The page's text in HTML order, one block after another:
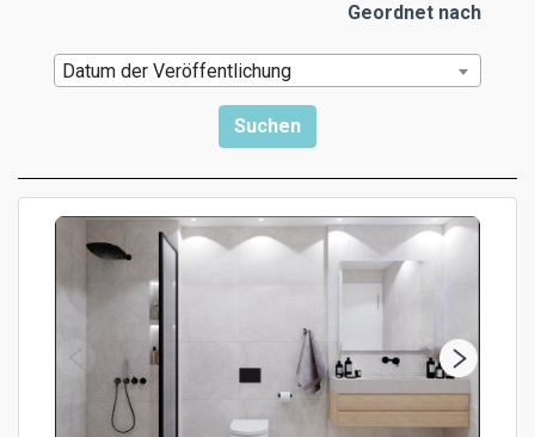
Geordnet nach
Datum der Veröffentlichung